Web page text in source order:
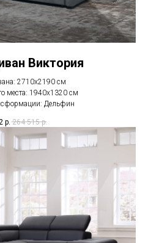
Виктория
2710х2190 см
места: 1940х1320 см
Дельфин
р. 264 515 р.